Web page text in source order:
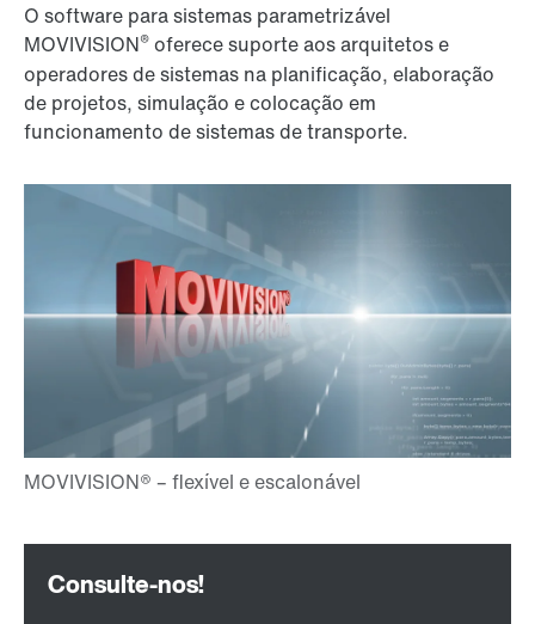
O software para sistemas parametrizável
MOVIVISION® oferece suporte aos arquitetos e
operadores de sistemas na planificação, elaboração
de projetos, simulação e colocação em
funcionamento de sistemas de transporte.